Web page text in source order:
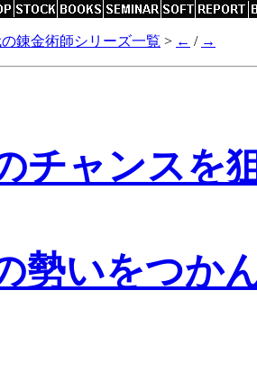
錬金術師シリーズ一覧 > ← / →
チャンスを
勢いをつか